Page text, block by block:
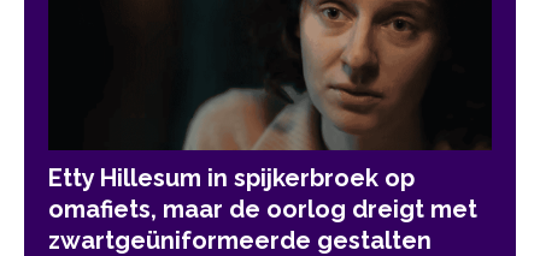
Etty Hillesum in spijkerbroek op
omafiets, maar de oorlog dreigt met
zwartgeüniformeerde gestalten